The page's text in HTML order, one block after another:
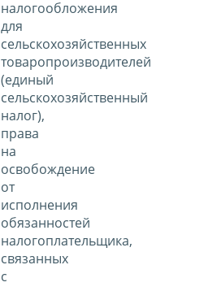
налогообложения
для
сельскохозяйственных
товаропроизводителей
(единый
сельскохозяйственный
налог),
права
на
освобождение
от
исполнения
обязанностей
налогоплательщика,
связанных
с